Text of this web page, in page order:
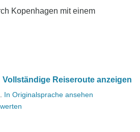
Kopenhagen mit einem
Vollständige Reiseroute anzeigen
In Originalsprache ansehen